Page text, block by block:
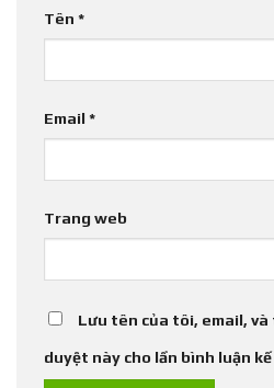
Tên *
Email *
Trang web
Lưu tên của tôi, email,
duyệt này cho lần bình luận